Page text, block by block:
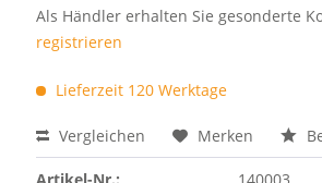
Als Händler erhalten Sie gesonderte
registrieren
Lieferzeit 120 Werktage
Vergleichen Merken